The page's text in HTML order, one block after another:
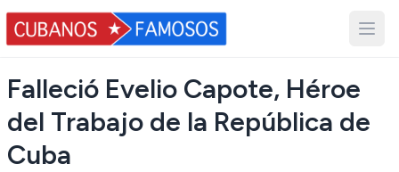
Falleció Evelio Capote, Héroe
del Trabajo de la República de
Cuba